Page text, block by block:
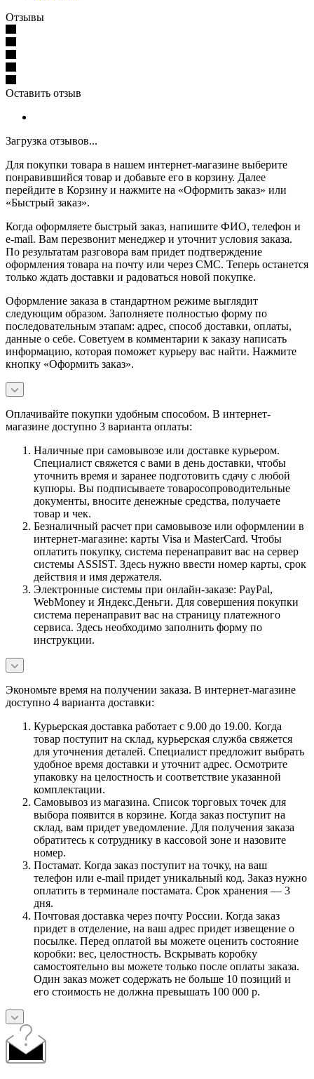
Отзывы
Оставить отзыв
Загрузка отзывов...
Для покупки товара в нашем интернет-магазине выберите
понравившийся товар и добавьте его в корзину. Далее
перейдите в Корзину и нажмите на «Оформить заказ» или
«Быстрый заказ».
Когда оформляете быстрый заказ, напишите ФИО, телефон и
e-mail. Вам перезвонит менеджер и уточнит условия заказа.
По результатам разговора вам придет подтверждение
оформления товара на почту или через СМС. Теперь останется
только ждать доставки и радоваться новой покупке.
Оформление заказа в стандартном режиме выглядит
следующим образом. Заполняете полностью форму по
последовательным этапам: адрес, способ доставки, оплаты,
данные о себе. Советуем в комментарии к заказу написать
информацию, которая поможет курьеру вас найти. Нажмите
кнопку «Оформить заказ».
Оплачивайте покупки удобным способом. В интернет-
магазине доступно 3 варианта оплаты:
Наличные при самовывозе или доставке курьером.
Специалист свяжется с вами в день доставки, чтобы
уточнить время и заранее подготовить сдачу с любой
купюры. Вы подписываете товаросопроводительные
документы, вносите денежные средства, получаете
товар и чек.
Безналичный расчет при самовывозе или оформлении в
интернет-магазине: карты Visa и MasterCard. Чтобы
оплатить покупку, система перенаправит вас на сервер
системы ASSIST. Здесь нужно ввести номер карты, срок
действия и имя держателя.
Электронные системы при онлайн-заказе: PayPal,
WebMoney и Яндекс.Деньги. Для совершения покупки
система перенаправит вас на страницу платежного
сервиса. Здесь необходимо заполнить форму по
инструкции.
Экономьте время на получении заказа. В интернет-магазине
доступно 4 варианта доставки:
Курьерская доставка работает с 9.00 до 19.00. Когда
товар поступит на склад, курьерская служба свяжется
для уточнения деталей. Специалист предложит выбрать
удобное время доставки и уточнит адрес. Осмотрите
упаковку на целостность и соответствие указанной
комплектации.
Самовывоз из магазина. Список торговых точек для
выбора появится в корзине. Когда заказ поступит на
склад, вам придет уведомление. Для получения заказа
обратитесь к сотруднику в кассовой зоне и назовите
номер.
Постамат. Когда заказ поступит на точку, на ваш
телефон или e-mail придет уникальный код. Заказ нужно
оплатить в терминале постамата. Срок хранения — 3
дня.
Почтовая доставка через почту России. Когда заказ
придет в отделение, на ваш адрес придет извещение о
посылке. Перед оплатой вы можете оценить состояние
коробки: вес, целостность. Вскрывать коробку
самостоятельно вы можете только после оплаты заказа.
Один заказ может содержать не больше 10 позиций и
его стоимость не должна превышать 100 000 р.